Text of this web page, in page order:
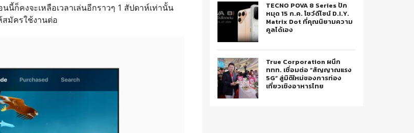
นี้ก็คงจะเหลือเวลาเล่นอีกราวๆ 1 สัปดาห์เท่านั้น
สมัครใช้งานต่อ
TECNO POVA 8 Series ปัก
หมุด 15 ก.ค. โชว์ดีไซน์ D.I.Y.
Matrix Dot ที่คุณนิยามความ
คูลได้เอง
True Corporation ผนึก
ททท. เชื่อมต่อ “สัญญาณแรง
5G” สู่มิติใหม่ของการท่อง
เที่ยวเชิงอาหารไทย